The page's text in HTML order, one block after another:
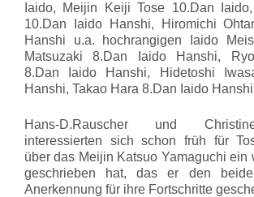
Iaido, Meijin Keiji Tose 10.Dan
10.Dan Iaido Hanshi, Hiromichi
Hanshi u.a. hochrangigen Iaido
Matsuzaki 8.Dan Iaido Hanshi,
8.Dan Iaido Hanshi, Hidetoshi
Hanshi, Takao Hara 8.Dan Iaido
Hans-D.Rauscher und
interessierten sich schon früh für
über das Meijin Katsuo Yamaguchi ein
geschrieben hat, das er den
Anerkennung für ihre Fortschritte